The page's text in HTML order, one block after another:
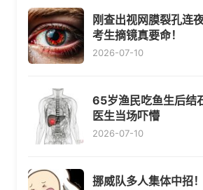
刚查出视网膜裂孔连
考生摘镜真要命！
2026-07-10
65岁渔民吃鱼生后结
医生当场吓懵
2026-07-10
挪威队多人集体中招